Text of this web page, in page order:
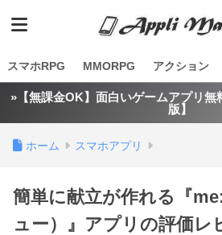
スマホRPG MMORPG アクション
»【無課金OK】面白いゲームアプリ無
版】
ホーム スマホアプリ
簡単に献立が作れる『
ュー）』アプリの評価レ